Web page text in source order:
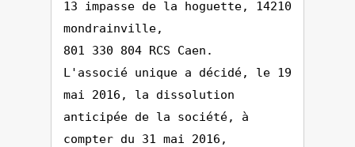
13 impasse de la hoguette, 14210
mondrainville,
801 330 804 RCS Caen.
L'associé unique a décidé, le 19
mai 2016, la dissolution
anticipée de la société, à
compter du 31 mai 2016,